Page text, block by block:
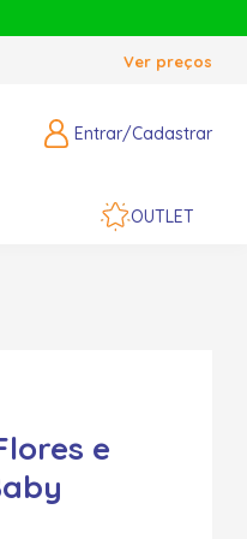
Ver preços
Entrar/Cadastrar
OUTLET
e